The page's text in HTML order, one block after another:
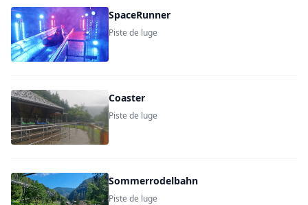
SpaceRunner
Piste de luge
Coaster
Piste de luge
Sommerrodelbahn
Piste de luge